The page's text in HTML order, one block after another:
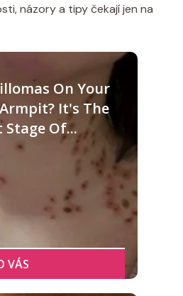
názory a tipy čekají jen na
On Your
It's The
Stage Of...